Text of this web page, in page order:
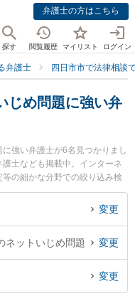
弁護士の方はこちら
探す 閲覧履歴 マイリスト ログイン
弁護士 四日市市で法律相談
じめ問題に強い弁
強い弁護士が6名見つかりまし
士なども掲載中。インターネ
の細かな分野での絞り込み検
弘章弁護士やレジリエンス法律
伊藤 朋紀弁護士のプロフィー
の実績豊富な近くの弁護士を
じめ問題を法律相談できる四
りの相談者さんにおすすめで
変更
ネットいじめ問題 変更
変更